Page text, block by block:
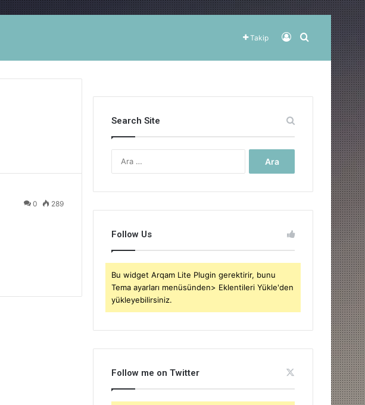
Takip Kayıt OlArama yap
0 289
Search Site
Follow Us
Bu widget Arqam Lite Plugin gerektirir, bunu
Tema ayarları menüsünden> Eklentileri Yükle'den
yükleyebilirsiniz.
Follow me on Twitter